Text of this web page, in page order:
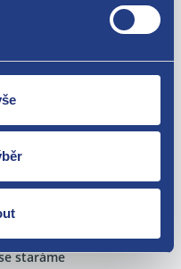
to!
60 dnů od
staráme